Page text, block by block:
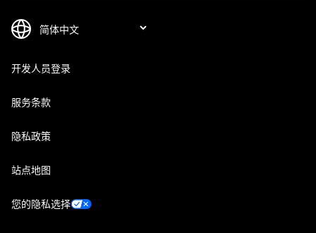
开发人员登录
服务条款
隐私政策
站点地图
您的隐私选择